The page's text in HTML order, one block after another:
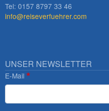
Tel: 0157 8797 33 46
info@reiseverfuehrer.com
UNSER NEWSLETTER
E-Mail